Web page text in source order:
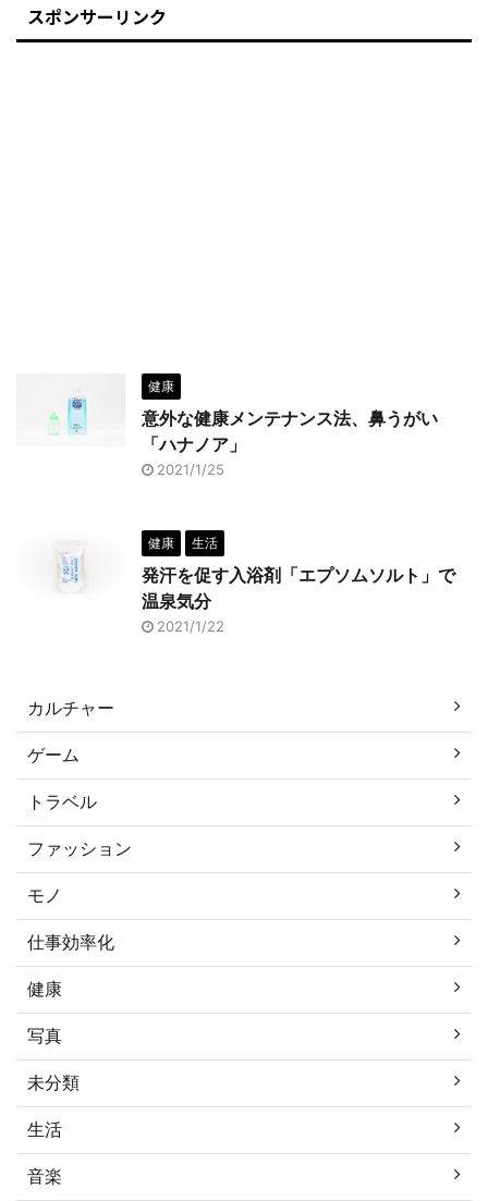
スポンサーリンク
健康
意外な健康メンテナンス法、鼻うがい
「ハナノア」
2021/1/25
健康 生活
発汗を促す入浴剤「エプソムソルト」で
温泉気分
2021/1/22
カルチャー
ゲーム
トラベル
ファッション
モノ
仕事効率化
健康
写真
未分類
生活
音楽